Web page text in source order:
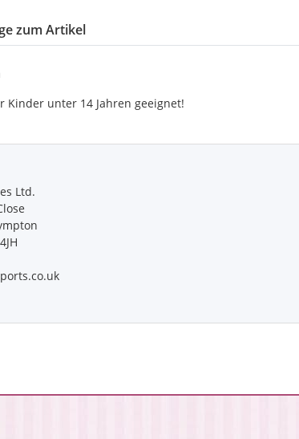
zum Artikel
Kinder unter 14 Jahren geeignet!
Ltd.